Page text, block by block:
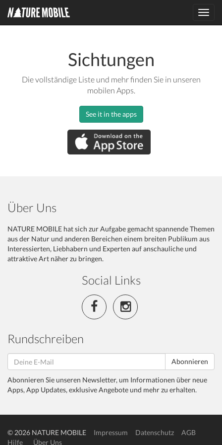
Sichtungen
Die vollständige Liste und mehr finden Sie in unseren
mobilen Apps.
See it in the apps
Über Uns
NATURE MOBILE hat sich zur Aufgabe gemacht spannende Themen
aus der Natur und anderen Bereichen einem breiten Publikum aus
Interessierten, Liebhabern und Experten auf anschauliche und
attraktive Art näher zu bringen.
Social Links
Rundschreiben
Abonnieren
Abonnieren Sie unseren Newsletter, um Informationen über neue
Apps, App Updates, exklusive Angebote und mehr zu erhalten.
© 2026 NATURE MOBILE Impressum Datenschutz
AGB
Hilfe
Über Uns